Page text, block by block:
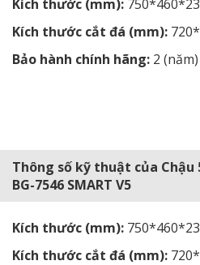
Kích thước (mm): 750
Kích thước cắt đá (mm): 720
Bảo hành chính hãng: 2 (năm)
Thông số kỹ thuật của Chậu
BG-7546 SMART V5
Kích thước (mm): 750
Kích thước cắt đá (mm): 720